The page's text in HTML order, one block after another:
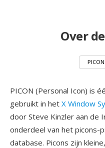
Over
PICON
PICON (Personal Icon) is
gebruikt in het X Window
door Steve Kinzler aan de
onderdeel van het picons-
database. Picons zijn